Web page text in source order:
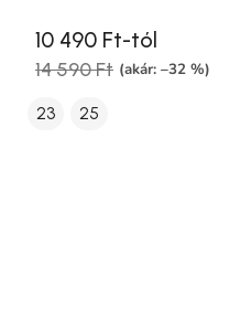
10 490 Ft-tól
14 590 Ft (akár: –32 %)
23 25